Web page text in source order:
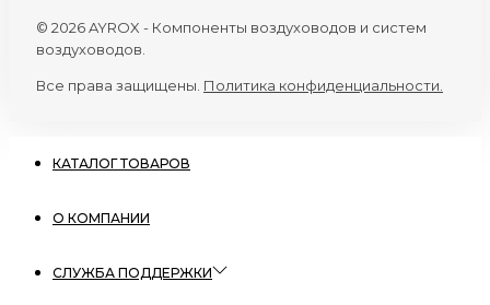
© 2026 AYROX - Компоненты воздуховодов и систем
воздуховодов.
Все права защищены. Политика конфиденциальности.
КАТАЛОГ ТОВАРОВ
О КОМПАНИИ
СЛУЖБА ПОДДЕРЖКИ